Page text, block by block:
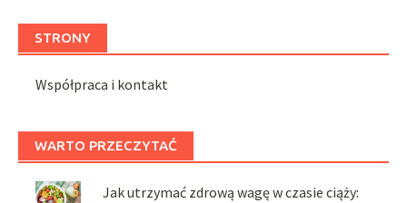
STRONY
Współpraca i kontakt
WARTO PRZECZYTAĆ
Jak utrzymać zdrową wagę w czasie ciąży: